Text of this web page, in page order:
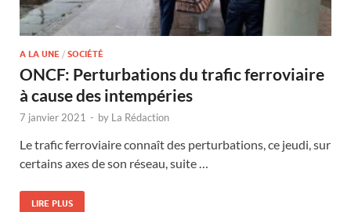
A LA UNE / SOCIÉTÉ
ONCF: Perturbations du trafic ferroviaire
à cause des intempéries
7 janvier 2021 - by La Rédaction
Le trafic ferroviaire connaît des perturbations, ce jeudi, sur
certains axes de son réseau, suite …
LIRE PLUS